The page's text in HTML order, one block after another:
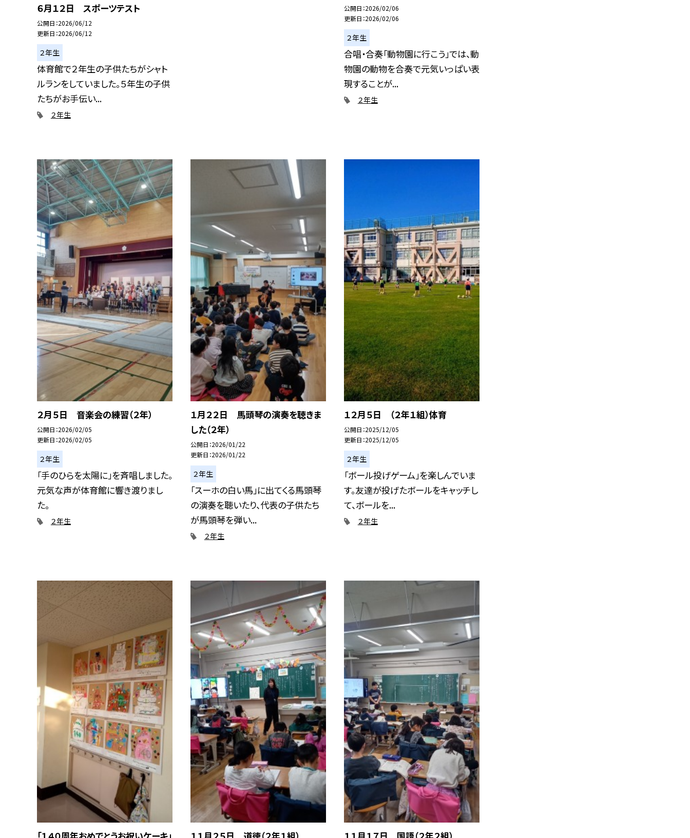
６月１２日 スポーツテスト
公開日 2026/06/12
更新日 2026/06/12
２年生
体育館で２年生の子供たちがシャト
ルランをしていました。５年生の子供
たちがお手伝い...
２年生
公開日 2026/02/06
更新日 2026/02/06
２年生
合唱・合奏「動物園に行こう」では、動
物園の動物を合奏で元気いっぱい表
現することが...
２年生
２月５日 音楽会の練習（２年）
公開日 2026/02/05
更新日 2026/02/05
２年生
「手のひらを太陽に」を斉唱しました。
元気な声が体育館に響き渡りまし
た。
２年生
１月２２日 馬頭琴の演奏を聴きま
した（２年）
公開日 2026/01/22
更新日 2026/01/22
２年生
「スーホの白い馬」に出てくる馬頭琴
の演奏を聴いたり、代表の子供たち
が馬頭琴を弾い...
２年生
１２月５日 （２年１組）体育
公開日 2025/12/05
更新日 2025/12/05
２年生
「ボール投げゲーム」を楽しんでいま
す。友達が投げたボールをキャッチし
て、ボールを...
２年生